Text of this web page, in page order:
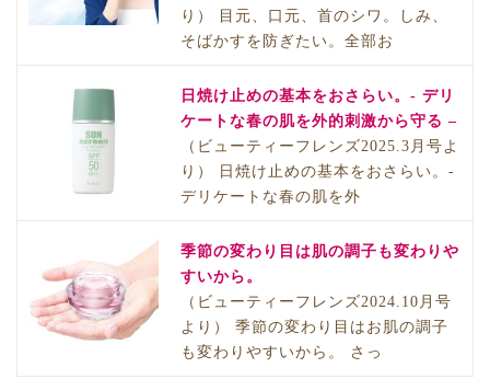
り） 目元、口元、首のシワ。しみ、
そばかすを防ぎたい。全部お
日焼け止めの基本をおさらい。- デリ
ケートな春の肌を外的刺激から守る –
（ビューティーフレンズ2025.3月号よ
り） 日焼け止めの基本をおさらい。-
デリケートな春の肌を外
季節の変わり目は肌の調子も変わりや
すいから。
（ビューティーフレンズ2024.10月号
より） 季節の変わり目はお肌の調子
も変わりやすいから。 さっ